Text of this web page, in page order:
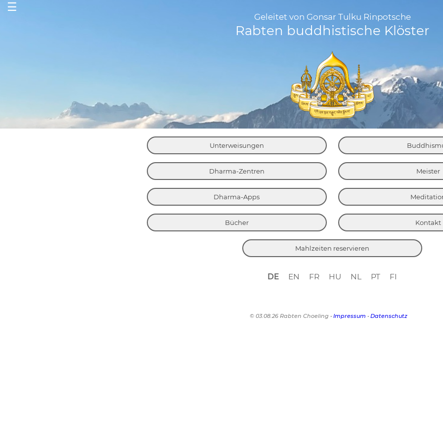
Geleitet von Gonsar Tulku Rinpotsche
Rabten buddhistische Klöster
☰
Unterweisungen
Dharma-Zentren Meister
Dharma-Apps
Bücher Kontakt
Mahlzeiten reservieren
DE EN FR HU NL PT FI
© 03.08.26 Rabten Choeling • Impressum • Datenschutz